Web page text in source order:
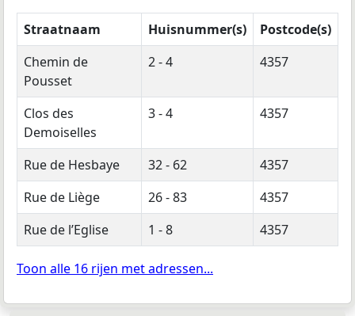
Straatnaam Huisnummer(s)
Postcode(s)
Chemin de
Pousset
2 - 4 4357
Clos des
Demoiselles
3 - 4 4357
Rue de Hesbaye 32 - 62
4357
Rue de Liège
26 - 83
4357
Rue de l’Eglise
1 - 8 4357
Toon alle 16 rijen met adressen...